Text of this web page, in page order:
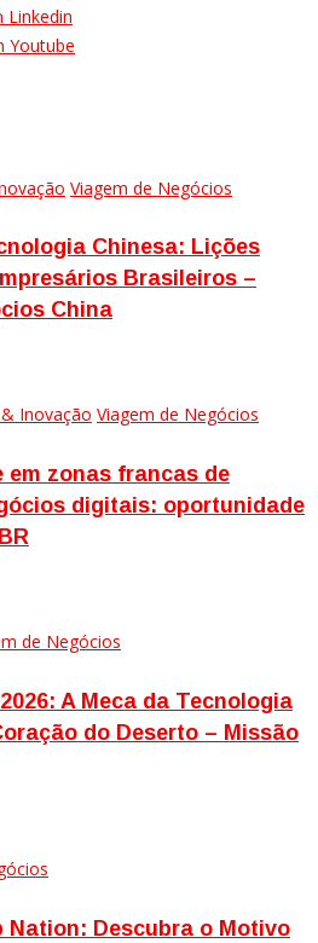
Linkedin
Youtube
Viagem de Negócios
Chinesa: Lições
Brasileiros –
China
Inovação Viagem de Negócios
em zonas francas de
digitais: oportunidade
de Negócios
A Meca da Tecnologia
do Deserto – Missão
Nation: Descubra o Motivo